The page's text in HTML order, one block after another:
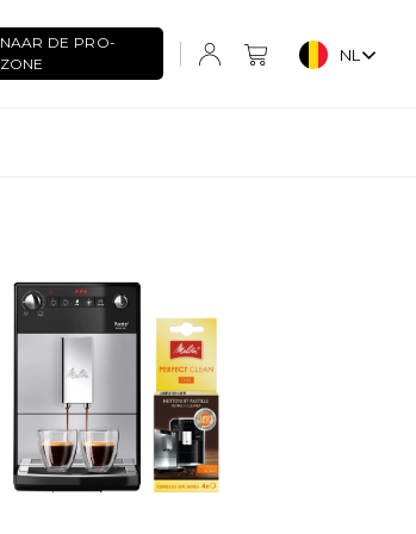
NAAR DE PRO-
ZONE
NL